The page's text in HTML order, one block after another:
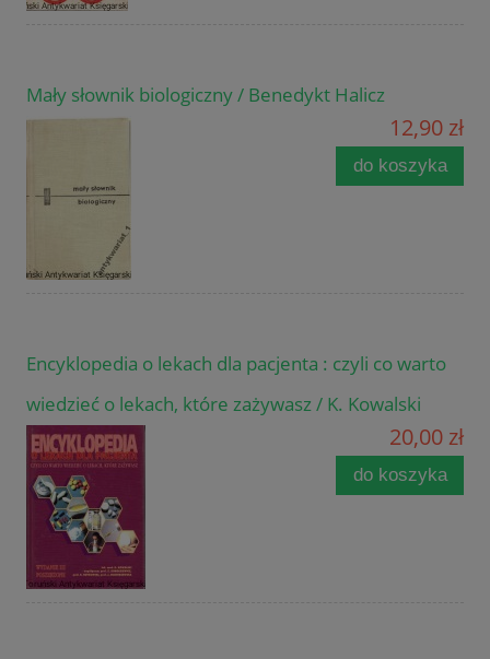
Mały słownik biologiczny / Benedykt Halicz
12,90 zł
do koszyka
Encyklopedia o lekach dla pacjenta : czyli co warto
wiedzieć o lekach, które zażywasz / K. Kowalski
20,00 zł
do koszyka